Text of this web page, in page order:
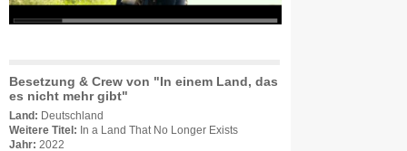
Besetzung & Crew von "In einem Land, das
es nicht mehr gibt"
Land: Deutschland
Weitere Titel: In a Land That No Longer Exists
Jahr: 2022